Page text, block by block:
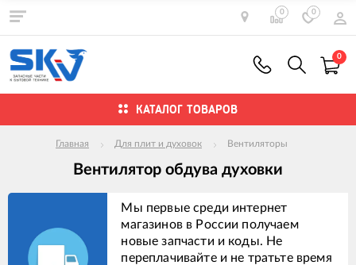
0 0
0
КАТАЛОГ ТОВАРОВ
Главная Для плит и духовок Вентиляторы
Вентилятор обдува духовки
Мы первые среди интернет
магазинов в России получаем
новые запчасти и коды. Не
переплачивайте и не тратьте время